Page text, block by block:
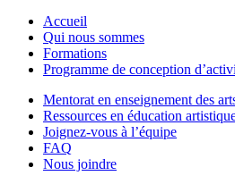
Accueil
Qui nous sommes
Formations
Programme de conception
Mentorat en enseignement des
Ressources en éducation
Joignez-vous à l’équipe
FAQ
Nous joindre